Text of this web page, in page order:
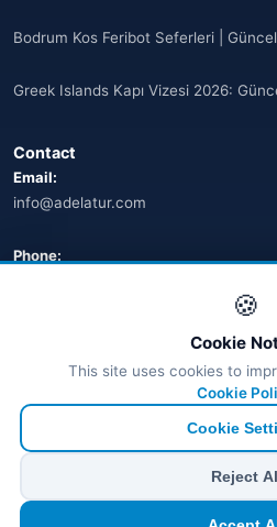
Bodrum Kos Feribot Seferleri |
Greek Islands Kapı Vizesi 2026:
Contact
Email:
info@adelatur.com
Phone:
€ EUR $
🍪
Cookie
This site uses cookies to
Cookie
Cookie
Reject